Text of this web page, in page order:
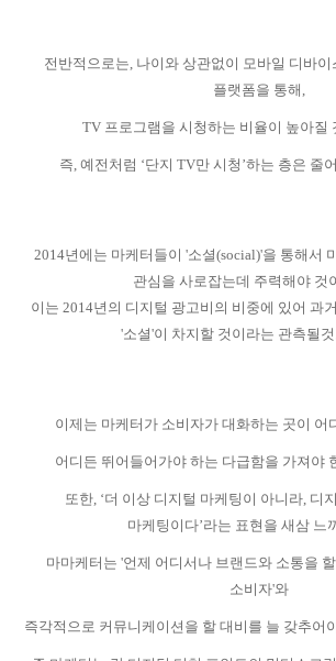
전반적으로는 나이와 상관없이 모바일 디바
플랫폼을 통해
TV 프로그램을 시청하는 비율이 높아질
즉 예전처럼 ‘단지 TV만 시청 ’하는 층은 줄
2014년에는 마케터들이 '소셜(social)'을 통해서
관심을 사로잡는데 주력해야 것
이는 2014년의 디지털 광고비의 비중에 있어 과
'소셜'이 차지할 것이라는 관측될
이제는 마케터가 소비자가 대화하는 곳이 어
어디든 뛰어들어가야 하는 다급함을 가져야
또한 , ‘더 이상 디지털 마케팅이 아니라 디
마케팅이다’라는 표현을 새삼 느
마마케터는 '언제 어디서나 브랜드와 소통을
소비자'와
즉각적으로 커뮤니케이션을 할 대비를 늘 갖추어